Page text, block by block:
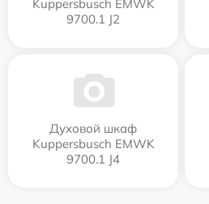
Kuppersbusch EMWK
9700.1 J2
Духовой шкаф
Kuppersbusch EMWK
9700.1 J4